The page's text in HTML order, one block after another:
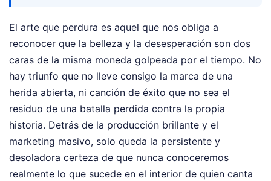
El arte que perdura es aquel que nos obliga a
reconocer que la belleza y la desesperación son dos
caras de la misma moneda golpeada por el tiempo. No
hay triunfo que no lleve consigo la marca de una
herida abierta, ni canción de éxito que no sea el
residuo de una batalla perdida contra la propia
historia. Detrás de la producción brillante y el
marketing masivo, solo queda la persistente y
desoladora certeza de que nunca conoceremos
realmente lo que sucede en el interior de quien canta